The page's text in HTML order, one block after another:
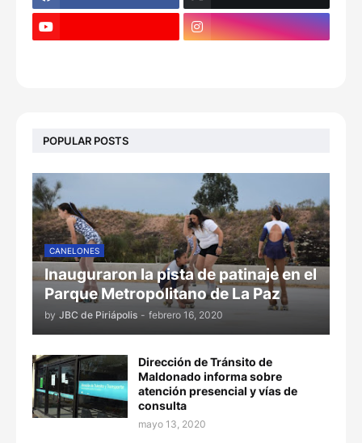
POPULAR POSTS
CANELONES
Inauguraron la pista de patinaje en el
Parque Metropolitano de La Paz
by JBC de Piriápolis - febrero 16, 2020
Dirección de Tránsito de
Maldonado informa sobre
atención presencial y vías de
consulta
mayo 13, 2020